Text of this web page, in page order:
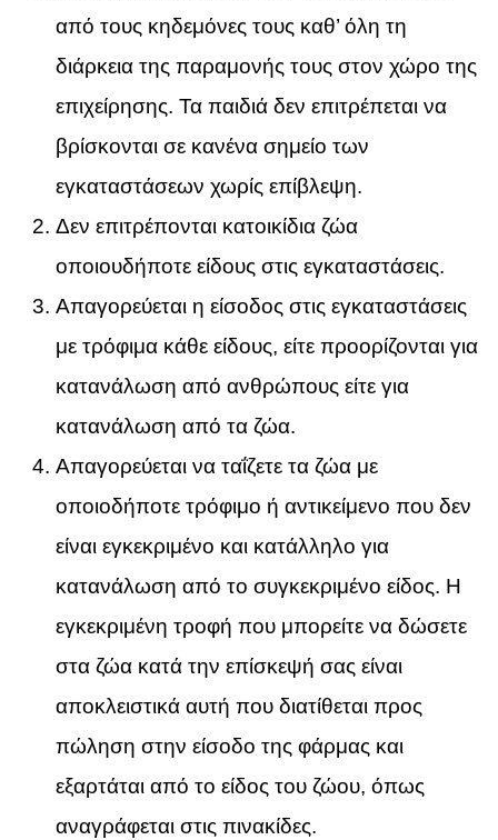
από τους κηδεμόνες τους καθ’ όλη τη
διάρκεια της παραμονής τους στον χώρο της
επιχείρησης. Τα παιδιά δεν επιτρέπεται να
βρίσκονται σε κανένα σημείο των
εγκαταστάσεων χωρίς επίβλεψη.
Δεν επιτρέπονται κατοικίδια ζώα
οποιουδήποτε είδους στις εγκαταστάσεις.
Απαγορεύεται η είσοδος στις εγκαταστάσεις
με τρόφιμα κάθε είδους, είτε προορίζονται για
κατανάλωση από ανθρώπους είτε για
κατανάλωση από τα ζώα.
Απαγορεύεται να ταΐζετε τα ζώα με
οποιοδήποτε τρόφιμο ή αντικείμενο που δεν
είναι εγκεκριμένο και κατάλληλο για
κατανάλωση από το συγκεκριμένο είδος. Η
εγκεκριμένη τροφή που μπορείτε να δώσετε
στα ζώα κατά την επίσκεψή σας είναι
αποκλειστικά αυτή που διατίθεται προς
πώληση στην είσοδο της φάρμας και
εξαρτάται από το είδος του ζώου, όπως
αναγράφεται στις πινακίδες.